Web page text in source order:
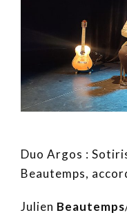
Duo Argos :
Beautemps,
Julien Beautemps